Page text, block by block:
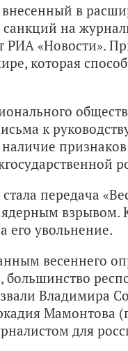
в
санкций на
РИА «Новости».
которая
к
передача
взрывом.
его увольнение.
весеннего
Владимира
Мамонтова
для